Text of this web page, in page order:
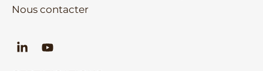
Nous contacter